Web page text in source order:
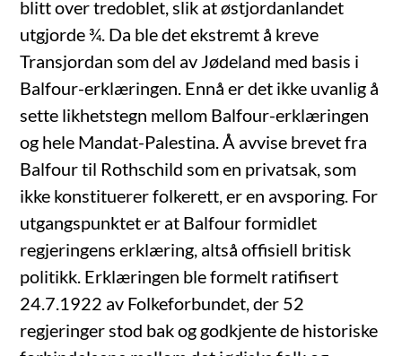
blitt over tredoblet, slik at østjordanlandet
utgjorde ¾. Da ble det ekstremt å kreve
Transjordan som del av Jødeland med basis i
Balfour-erklæringen. Ennå er det ikke uvanlig å
sette likhetstegn mellom Balfour-erklæringen
og hele Mandat-Palestina. Å avvise brevet fra
Balfour til Rothschild som en privatsak, som
ikke konstituerer folkerett, er en avsporing. For
utgangspunktet er at Balfour formidlet
regjeringens erklæring, altså offisiell britisk
politikk. Erklæringen ble formelt ratifisert
24.7.1922 av Folkeforbundet, der 52
regjeringer stod bak og godkjente de historiske